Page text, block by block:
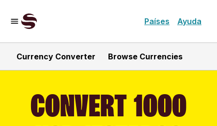
Países Ayuda
Currency Converter Browse Currencies
CONVERT 1000